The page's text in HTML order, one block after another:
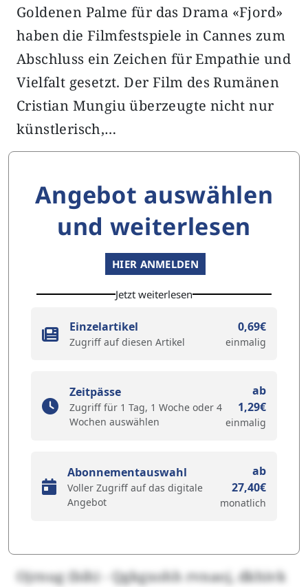
Goldenen Palme für das Drama «Fjord»
haben die Filmfestspiele in Cannes zum
Abschluss ein Zeichen für Empathie und
Vielfalt gesetzt. Der Film des Rumänen
Cristian Mungiu überzeugte nicht nur
künstlerisch,…
Angebot auswählen
und weiterlesen
HIER ANMELDEN
Jetzt weiterlesen
Einzelartikel
Zugriff auf diesen Artikel
0,69€
einmalig
Zeitpässe
Zugriff für 1 Tag, 1 Woche oder 4
Wochen auswählen
ab
1,29€
einmalig
Abonnementauswahl
Voller Zugriff auf das digitale
Angebot
ab
27,40€
monatlich
Ojrnug (bih) - Qgkgxohh rvnaoj, dkhivk